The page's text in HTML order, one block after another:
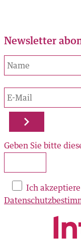
Newsletter
Geben Sie bitte
Ich